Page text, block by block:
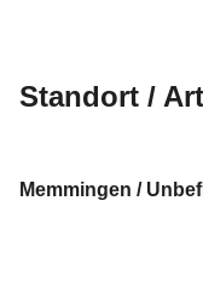
Standort / Art
Memmingen /